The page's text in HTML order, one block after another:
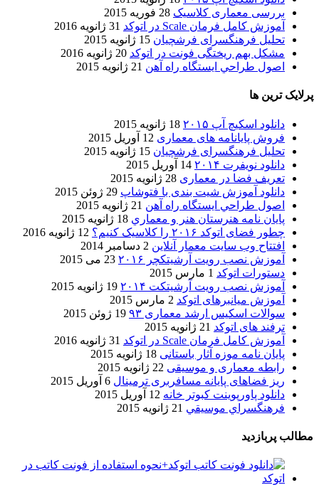
بررسی معماری کلاسیک 28 فوریه 2015
آموزش کامل فرمان Scale در اتوکد
31 ژانویه 2016
تحلیل فرهنگسرای فرشچیان 15 ژانویه 2015
مشکل بهم ریختگی فونت در اتوکد 20 ژانویه 2016
اصول طراحي ایستگاه راه آهن 21 ژانویه 2015
پرلایک ترین ها
دانلود اسکیچ آپ ۲۰۱۵
18 ژانویه 2015
فروش پایانامه های معماری 12 آوریل 2015
تحلیل فرهنگسرای فرشچیان 15 ژانویه 2015
دانلود نویفرت ۲۰۱۴
14 آوریل 2015
تعریف فضا در معماری 28 ژانویه 2015
دانلود آموزش شیت بندی با فتوشاپ 29 ژوئن 2015
اصول طراحي ایستگاه راه آهن 21 ژانویه 2015
پایان نامه هنرستان هنر و معماري 18 ژانویه 2015
چطور فضای اتوکد ۲۰۱۶ را کلاسیک کنیم؟
12 ژانویه 2016
افتتاح وب سایت معمار آنلاین 2 دسامبر 2014
آموزش نصب رویت آرشیتکچر ۲۰۱۶
23 می 2015
دستورات اتوکد 1 مارس 2015
آموزش نصب رویت آرشیتکت ۲۰۱۴
19 ژانویه 2015
آموزش میانبرهای اتوکد 2 مارس 2015
سوالات اسکیس ارشد معماری ۹۳
19 ژوئن 2015
ترفند های اتوکد 21 ژانویه 2015
آموزش کامل فرمان Scale در اتوکد
31 ژانویه 2016
پایان نامه موزه آثار باستانی 18 ژانویه 2015
رابطه معماری و موسیقی 22 ژانویه 2015
ریز فضاهای پایانه مسافربری ترمینال 6 آوریل 2015
دانلود پاورپوینت کبوتر خانه 12 آوریل 2015
فرهنگسراي موسيقي 21 ژانویه 2015
مطالب پربازدید